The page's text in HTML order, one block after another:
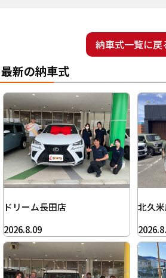
納車式一覧に戻
最新の納車式
ドリーム長田店
2026.8.09
北久